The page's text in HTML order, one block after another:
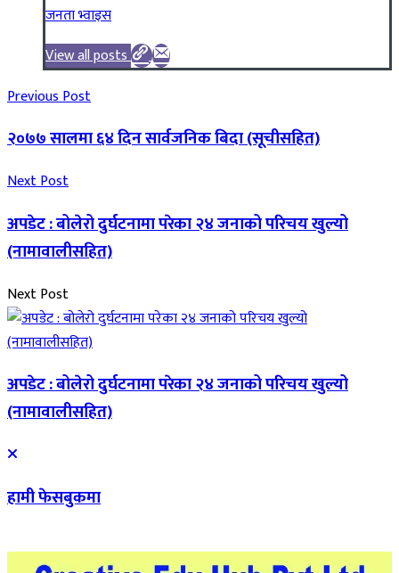
जनता भ्वाइस
View all posts
Previous Post
२०७७ सालमा ६४ दिन सार्वजनिक बिदा (सूचीसहित)
Next Post
अपडेट : बोलेरो दुर्घटनामा परेका २४ जनाको परिचय खुल्यो
(नामावालीसहित)
Next Post
अपडेट : बोलेरो दुर्घटनामा परेका २४ जनाको परिचय खुल्यो
(नामावालीसहित)
हामी फेसबुकमा